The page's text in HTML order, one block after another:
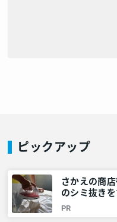
ピックアップ
さかえの商
のシミ抜き
庭でできる
情報 – レア
PR